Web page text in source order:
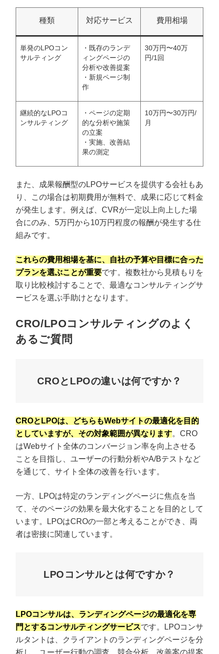
プロに無料相談をする 会社概要資料をダウ
StockSun株式会社〒160-0023 東京都新宿区西新宿3丁目8番3号 新都心
サイトマッププライバシーポリシー
種類 対応サービス 費用相場
単発のLPOコン
サルティング
・既存のランデ
ィングページの
分析や改善提案
・新規ページ制
作
30万円〜40万
円/1回
継続的なLPOコ
ンサルティング
・ページの定期
的な分析や施策
の立案
・実施、改善結
果の測定
10万円〜30万円/
月
また、成果報酬型のLPOサービスを提供する会社もあ
り、この場合は初期費用が無料で、成果に応じて料金
が発生します。例えば、CVRが一定以上向上した場
合にのみ、5万円から10万円程度の報酬が発生する仕
組みです。
これらの費用相場を基に、自社の予算や目標に合った
プランを選ぶことが重要です。複数社から見積もりを
取り比較検討することで、最適なコンサルティングサ
ービスを選ぶ手助けとなります。
CRO/LPOコンサルティングのよく
あるご質問
CROとLPOの違いは何ですか？
CROとLPOは、どちらもWebサイトの最適化を目的
としていますが、その対象範囲が異なります。CRO
はWebサイト全体のコンバージョン率を向上させる
ことを目指し、ユーザーの行動分析やA/Bテストなど
を通じて、サイト全体の改善を行います。
一方、LPOは特定のランディングページに焦点を当
て、そのページの効果を最大化することを目的として
います。LPOはCROの一部と考えることができ、両
者は密接に関連しています。
LPOコンサルとは何ですか？
LPOコンサルは、ランディングページの最適化を専
門とするコンサルティングサービスです。LPOコンサ
ルタントは、クライアントのランディングページを分
析し、ユーザー行動の調査、競合分析、改善案の提案